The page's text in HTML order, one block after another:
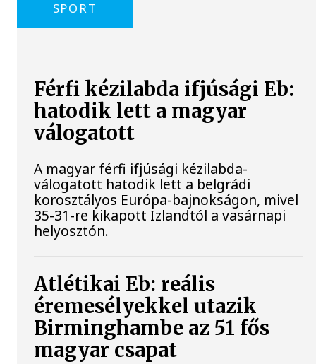
SPORT
Férfi kézilabda ifjúsági Eb:
hatodik lett a magyar
válogatott
A magyar férfi ifjúsági kézilabda-
válogatott hatodik lett a belgrádi
korosztályos Európa-bajnokságon, mivel
35-31-re kikapott Izlandtól a vasárnapi
helyosztón.
Atlétikai Eb: reális
éremesélyekkel utazik
Birminghambe az 51 fős
magyar csapat